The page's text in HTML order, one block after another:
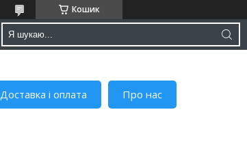
Кошик
Доставка і оплата Про нас